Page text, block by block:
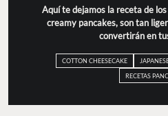
Aquí te dejamos la receta de
creamy pancakes, son tan
convertirán en
COTTON CHEESECAKE
RECETAS